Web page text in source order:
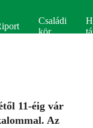
Családi
kör
11-éig vár
Az